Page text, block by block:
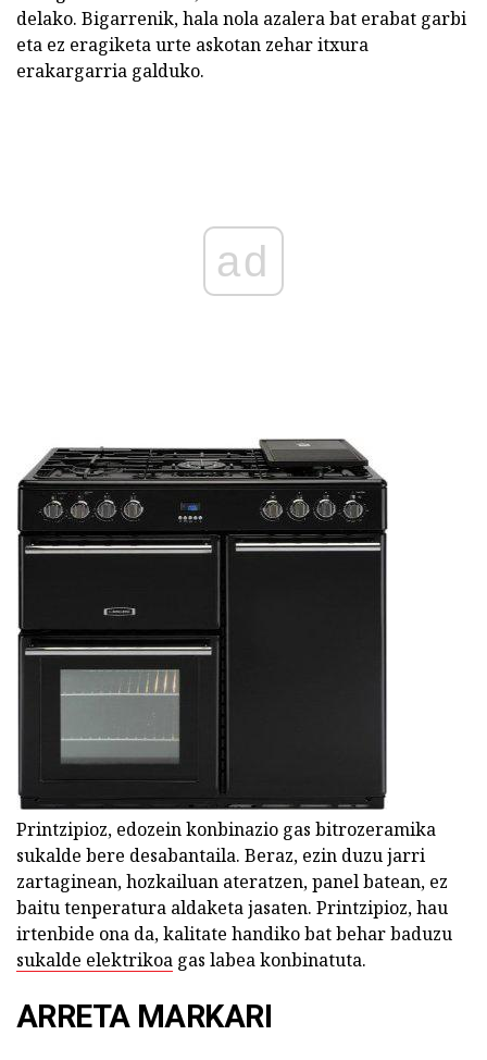
delako. Bigarrenik, hala nola azalera bat erabat garbi
eta ez eragiketa urte askotan zehar itxura
erakargarria galduko.
ad
Printzipioz, edozein konbinazio gas bitrozeramika
sukalde bere desabantaila. Beraz, ezin duzu jarri
zartaginean, hozkailuan ateratzen, panel batean, ez
baitu tenperatura aldaketa jasaten. Printzipioz, hau
irtenbide ona da, kalitate handiko bat behar baduzu
sukalde elektrikoa gas labea konbinatuta.
ARRETA MARKARI